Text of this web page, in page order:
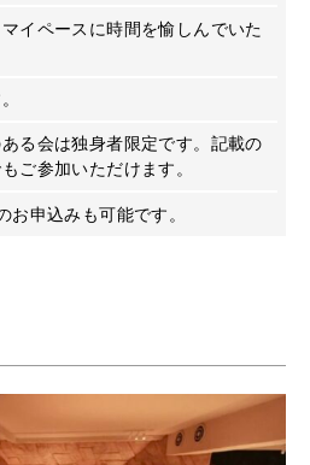
イペースに時間を愉しんでいた
ある会は独身者限定です。記載の
ご参加いただけます。
お申込みも可能です。